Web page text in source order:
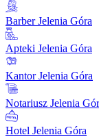
Barber Jelenia Góra
Apteki Jelenia Góra
Kantor Jelenia Góra
Notariusz Jelenia
Hotel Jelenia Góra